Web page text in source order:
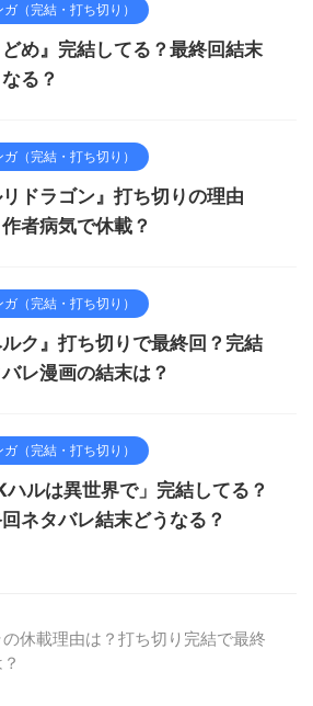
ガ（完結・打ち切り）
どめ』完結してる？最終回結末
る？
ガ（完結・打ち切り）
リドラゴン』打ち切りの理由
者病気で休載？
ガ（完結・打ち切り）
ルク』打ち切りで最終回？完結
レ漫画の結末は？
ガ（完結・打ち切り）
ハルは異世界で」完結してる？
ネタバレ結末どうなる？
休載理由は？打ち切り完結で最終